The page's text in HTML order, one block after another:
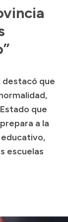
destacó que
que
a la
educativo,
escuelas